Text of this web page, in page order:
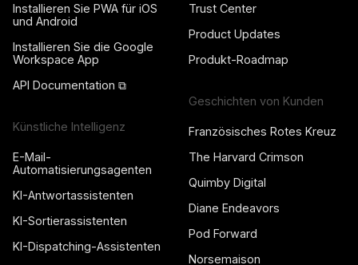
Installieren Sie PWA für iOS
und Android
Installieren Sie die Google
Workspace App
API Documentation ⧉
Künstliche Intelligenz
E-Mail-
Automatisierungsagenten
KI-Antwortassistenten
KI-Sortierassistenten
KI-Dispatching-Assistenten
Trust Center
Product Updates
Produkt-Roadmap
Geschichten von Kunden
Französisches Rotes Kreuz
The Harvard Crimson
Quimby Digital
Diane Endeavors
Pod Forward
Norsemaison